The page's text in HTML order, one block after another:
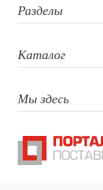
Разделы
Каталог
Мы здесь